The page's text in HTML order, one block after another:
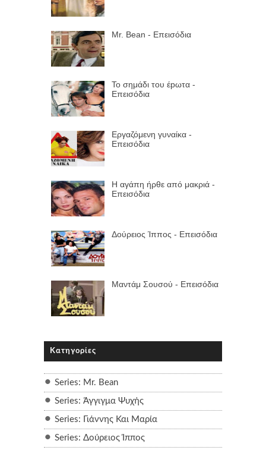
Mr. Bean - Επεισόδια
Το σημάδι του έpωτα -
Επεισόδια
Εργαζόμενη γυναίκα -
Επεισόδια
Η αγάπη ήρθε από μακριά -
Επεισόδια
Δούρειος Ίππος - Επεισόδια
Μαντάμ Σουσού - Επεισόδια
Κατηγορίες
Series: Mr. Bean
Series: Άγγιγμα Ψυχής
Series: Γιάννης Και Μαρία
Series: Δούρειος Ίππος